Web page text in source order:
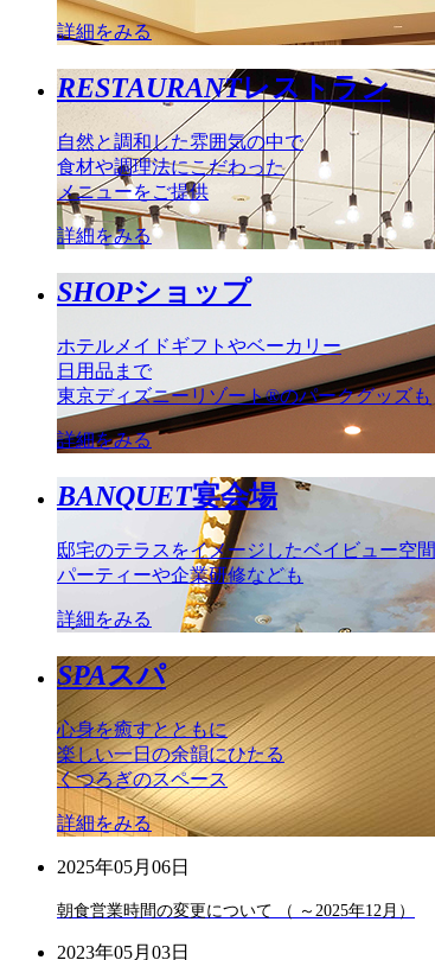
詳細をみる
RESTAURANTレストラン
自然と調和した雰囲気の中で
食材や調理法にこだわった
メニューをご提供
詳細をみる
SHOPショップ
ホテルメイドギフトやベーカリー
日用品まで
東京ディズニーリゾート®のパークグッズも
詳細をみる
BANQUET宴会場
邸宅のテラスをイメージしたベイビュー空間
パーティーや企業研修なども
詳細をみる
SPAスパ
心身を癒すとともに
楽しい一日の余韻にひたる
くつろぎのスペース
詳細をみる
2025年05月06日
朝食営業時間の変更について （ ～2025年12月）
2023年05月03日